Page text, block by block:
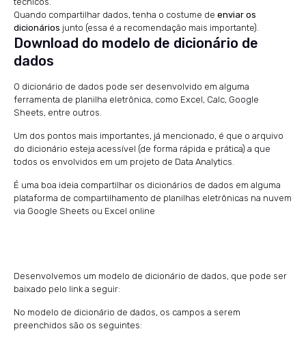
Quando compartilhar dados, tenha o costume de enviar os
dicionários junto (essa é a recomendação mais importante).
Download do modelo de dicionário de
dados
O dicionário de dados pode ser desenvolvido em alguma
ferramenta de planilha eletrônica, como Excel, Calc, Google
Sheets, entre outros.
Um dos pontos mais importantes, já mencionado, é que o arquivo
do dicionário esteja acessível (de forma rápida e prática) a que
todos os envolvidos em um projeto de Data Analytics.
É uma boa ideia compartilhar os dicionários de dados em alguma
plataforma de compartilhamento de planilhas eletrônicas na nuvem
via Google Sheets ou Excel online
Desenvolvemos um modelo de dicionário de dados, que pode ser
baixado pelo link a seguir:
No modelo de dicionário de dados, os campos a serem
preenchidos são os seguintes: